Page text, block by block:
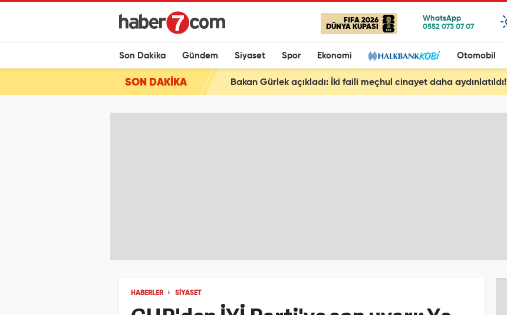
FIFA 2026
DÜNYA KUPASI
Son Dakika Gündem Siyaset Spor Ekonomi Otomobil
SON DAKİKA Bakan Gürlek açıkladı: İki faili meçhul cinayet daha aydınlatıldı!
HABERLER SİYASET